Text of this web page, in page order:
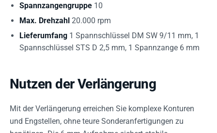
Spannzangengruppe 10
Max. Drehzahl 20.000 rpm
Lieferumfang 1 Spannschlüssel DM SW 9/11 mm, 1
Spannschlüssel STS D 2,5 mm, 1 Spannzange 6 mm
Nutzen der Verlängerung
Mit der Verlängerung erreichen Sie komplexe Konturen
und Engstellen, ohne teure Sonderanfertigungen zu